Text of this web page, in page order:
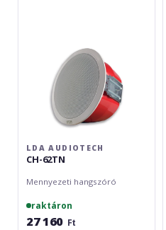
LDA AUDIOTECH
CH-62TN
Mennyezeti hangszóró
raktáron
27 160 Ft